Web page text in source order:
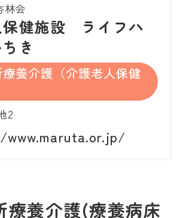
会
保健施設 ライフハ
き
養介護（介護老人保健
2
療養介護(療養病床